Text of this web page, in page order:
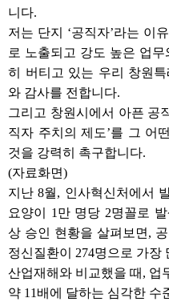
니다.
저는 단지 ‘공직자’라는 이
로 노출되고 강도 높은 업
히 버티고 있는 우리 창원
와 감사를 전합니다.
그리고 창원시에서 아픈 공
직자 주치의 제도’를 그 어
것을 강력히 촉구합니다.
(자료화면)
지난 8월, 인사혁신처에서
요양이 1만 명당 2명꼴로
상 승인 현황을 살펴보면,
정신질환이 274명으로 가장
산업재해와 비교했을 때, 업
약 11배에 달하는 심각한 수